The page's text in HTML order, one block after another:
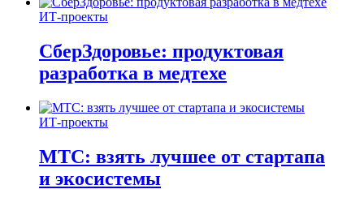
ИТ-проекты
СберЗдоровье: продуктовая
разработка в медтехе
ИТ-проекты
МТС: взять лучшее от стартапа
и экосистемы